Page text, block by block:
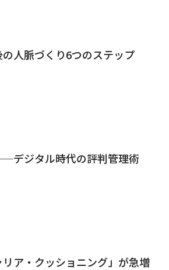
人脈づくり6つのステップ
デジタル時代の評判管理術
ア・クッショニング」が急増